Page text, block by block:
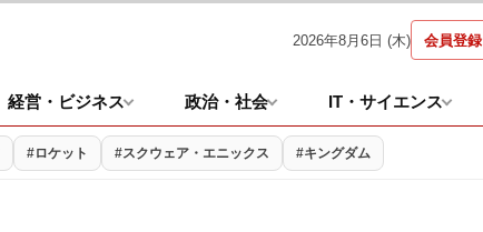
2026年8月6日 (木) 会員登録
経営・ビジネス 政治・社会 IT・サイエンス
#ロケット #スクウェア・エニックス #キングダム